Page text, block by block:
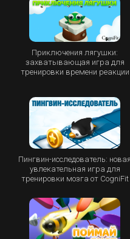
Приключения лягушки:
захватывающая игра для
тренировки времени реакции
Пингвин-исследователь: новая
увлекательная игра для
тренировки мозга от CogniFit